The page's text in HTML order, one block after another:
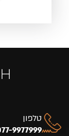
טלפון
9977999